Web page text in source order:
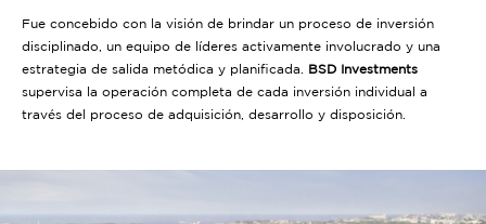
Fue concebido con la visión de brindar un proceso de inversión
disciplinado, un equipo de líderes activamente involucrado y una
estrategia de salida metódica y planificada.
BSD Investments
supervisa la operación completa de cada inversión individual a
través del proceso de adquisición, desarrollo y disposición.